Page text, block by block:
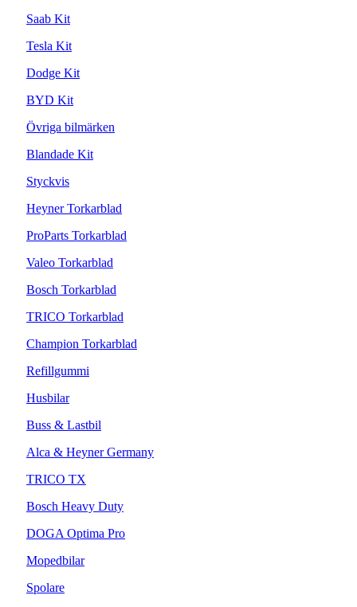
Saab Kit
Tesla Kit
Dodge Kit
BYD Kit
Övriga bilmärken
Blandade Kit
Styckvis
Heyner Torkarblad
ProParts Torkarblad
Valeo Torkarblad
Bosch Torkarblad
TRICO Torkarblad
Champion Torkarblad
Refillgummi
Husbilar
Buss & Lastbil
Alca & Heyner Germany
TRICO TX
Bosch Heavy Duty
DOGA Optima Pro
Mopedbilar
Spolare